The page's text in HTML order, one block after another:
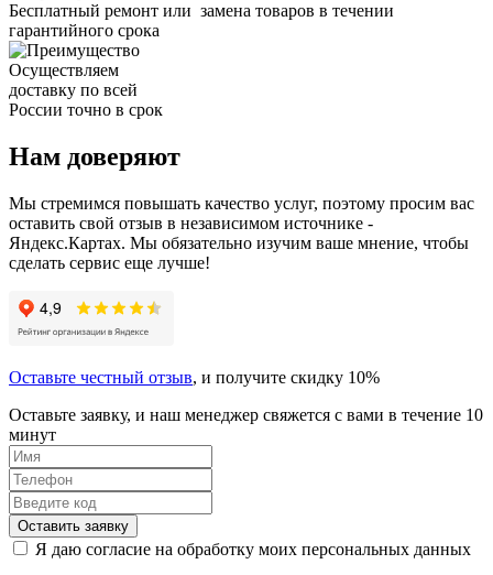
Бесплатный ремонт или замена товаров в течении
гарантийного срока
Осуществляем
доставку по всей
России точно в срок
Нам доверяют
Мы стремимся повышать качество услуг, поэтому просим вас
оставить свой отзыв в независимом источнике -
Яндекс.Картах. Мы обязательно изучим ваше мнение, чтобы
сделать сервис еще лучше!
Оставьте честный отзыв, и получите скидку 10%
Оставьте заявку, и наш менеджер свяжется с вами в течение 10
минут
Оставить заявку
Я даю согласие на обработку моих персональных данных